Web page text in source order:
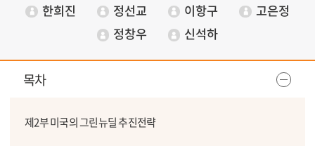
한희진
정선교 이항구
고은정
정창우
신석하
목차
제2부 미국의 그린뉴딜 추진전략